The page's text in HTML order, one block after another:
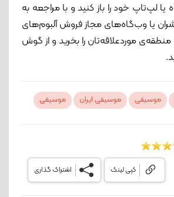
یا لپ‌تاپ خود را باز کنید و با مراجعه به
یا وب‌گاه‌های مجاز فروش آلبوم‌های
موردعلاقه‌تان را بخرید و از گوش
موسیقی موسیقی ایران موسیقی
اشتراک گذاری کپی لینک